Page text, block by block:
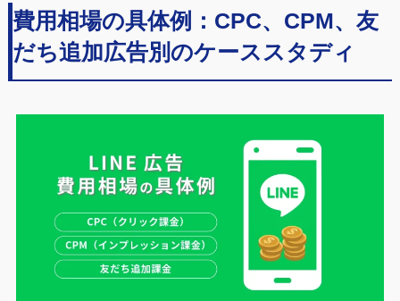
費用相場の具体例：CPC、CPM、友
だち追加広告別のケーススタディ